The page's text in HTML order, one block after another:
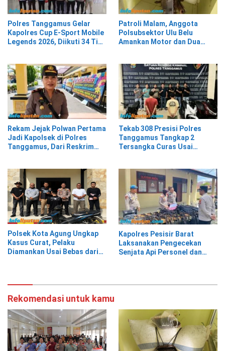
Polres Tanggamus Gelar
Kapolres Cup E-Sport Mobile
Legends 2026, Diikuti 34 Tim
Patroli Malam, Anggota
Polsubsektor Ulu Belu
Amankan Motor dan Dua
Rekam Jejak Polwan Pertama
Jadi Kapolsek di Polres
Tanggamus, Dari Reskrim
Tekab 308 Presisi Polres
Tanggamus Tangkap 2
Tersangka Curas Usai
Polsek Kota Agung Ungkap
Kasus Curat, Pelaku
Diamankan Usai Bebas dari
Kapolres Pesisir Barat
Laksanakan Pengecekan
Senjata Api Personel dan
Rekomendasi untuk kamu